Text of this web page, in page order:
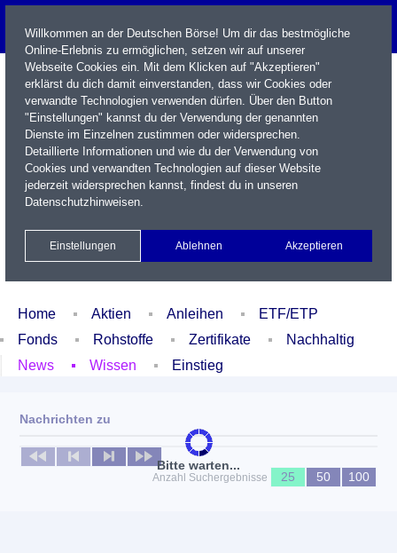
Name / WKN / ISIN / Kürzel
Xetra Realtime
Watchlist Portfolio Login
Home Aktien Anleihen
ETF/ETP
Fonds
Rohstoffe Zertifikate
Nachhaltig
News
Wissen Einstieg
Bitte warten...
Nachrichten zu
Keine News verfügbar
Anzahl Suchergebnisse
25 50 100
Willkommen an der Deutschen Börse! Um dir das bestmögliche
Online-Erlebnis zu ermöglichen, setzen wir auf unserer
Webseite Cookies ein. Mit dem Klicken auf "Akzeptieren"
erklärst du dich damit einverstanden, dass wir Cookies oder
verwandte Technologien verwenden dürfen. Über den Button
"Einstellungen" kannst du der Verwendung der genannten
Dienste im Einzelnen zustimmen oder widersprechen.
Detaillierte Informationen und wie du der Verwendung von
Cookies und verwandten Technologien auf dieser Website
jederzeit widersprechen kannst, findest du in unseren
Datenschutzhinweisen.
Einstellungen Ablehnen Akzeptieren